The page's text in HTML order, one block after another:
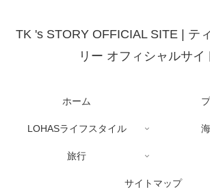
TK 's STORY OFFICIAL SITE | テ
リー オフィシャルサイ
ホーム
LOHASライフスタイル
旅行
サイトマップ